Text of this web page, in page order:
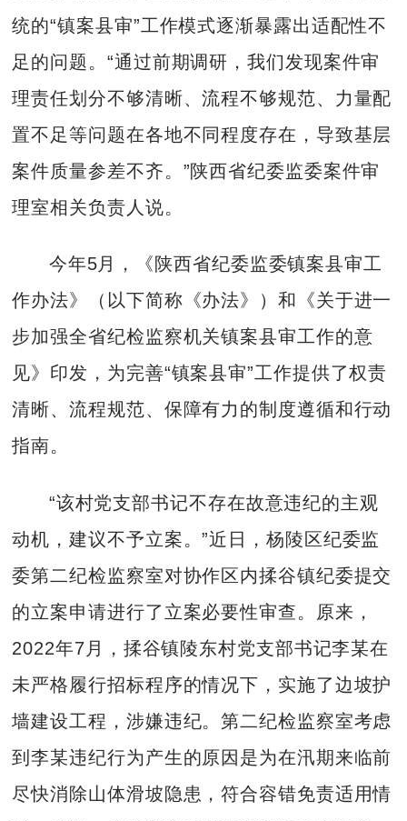
统的“镇案县审”工作模式逐渐暴露出适配性不
足的问题。“通过前期调研，我们发现案件审
理责任划分不够清晰、流程不够规范、力量配
置不足等问题在各地不同程度存在，导致基层
案件质量参差不齐。”陕西省纪委监委案件审
理室相关负责人说。
今年5月，《陕西省纪委监委镇案县审工
作办法》（以下简称《办法》）和《关于进一
步加强全省纪检监察机关镇案县审工作的意
见》印发，为完善“镇案县审”工作提供了权责
清晰、流程规范、保障有力的制度遵循和行动
指南。
“该村党支部书记不存在故意违纪的主观
动机，建议不予立案。”近日，杨陵区纪委监
委第二纪检监察室对协作区内揉谷镇纪委提交
的立案申请进行了立案必要性审查。原来，
2022年7月，揉谷镇陵东村党支部书记李某在
未严格履行招标程序的情况下，实施了边坡护
墙建设工程，涉嫌违纪。第二纪检监察室考虑
到李某违纪行为产生的原因是为在汛期来临前
尽快消除山体滑坡隐患，符合容错免责适用情